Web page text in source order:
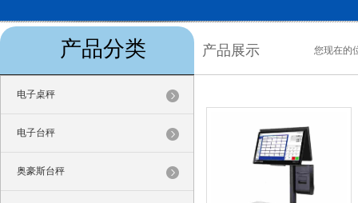
产品分类
电子桌秤
电子台秤
奥豪斯台秤
产品展示 您现在的